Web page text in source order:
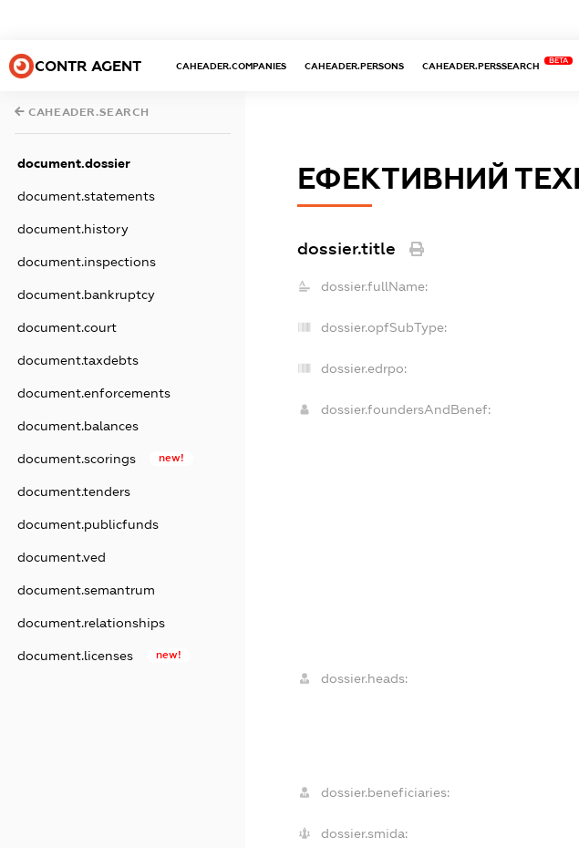
CONTR AGENT CAHEADER.COMPANIES CAHEADER.PERSONS CAHEADER.PERSSEARCH
BETA
CAHEADER.SEARCH
document.dossier
document.statements
document.history
document.inspections
document.bankruptcy
document.court
document.taxdebts
document.enforcements
document.balances
document.scorings new!
document.tenders
document.publicfunds
document.ved
document.semantrum
document.relationships
document.licenses new!
ЕФЕКТИВНИЙ
dossier.title
dossier.fullName:
dossier.opfSubType:
dossier.edrpo:
dossier.foundersAndBenef:
dossier.heads:
dossier.beneficiaries:
dossier.smida: